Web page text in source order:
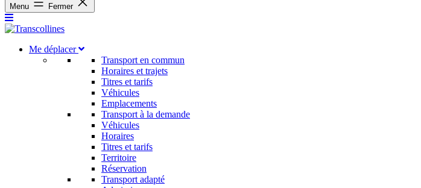
Menu Fermer
Me déplacer
Transport en commun
Horaires et trajets
Titres et tarifs
Véhicules
Emplacements
Transport à la demande
Véhicules
Horaires
Titres et tarifs
Territoire
Réservation
Transport adapté